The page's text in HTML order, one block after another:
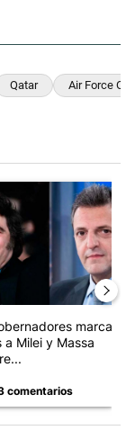
Qatar Air Force
Cayetano 2026:
de tendencia
marcan
a Milei y Massa
comentarios